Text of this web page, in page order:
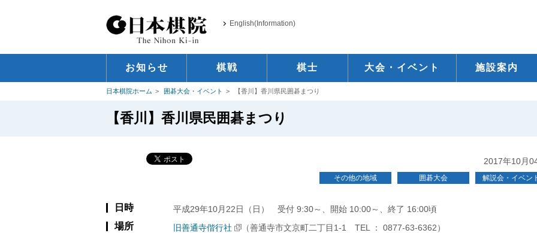
English(Information)
お知らせ 棋戦 棋士 大会・イベント 施設案内
日本棋院ホーム 囲碁大会・イベント 【香川】香川県民囲碁まつり
【香川】香川県民囲碁まつり
2017年10月
その他の地域 囲碁大会 解説会・イベン
日時 平成29年10月22日（日） 受付 9:30～、開始 10:00～、終了 16:00頃
場所 旧善通寺偕行社 （善通寺市文京町二丁目1-1 TEL ： 0877-63-6362）